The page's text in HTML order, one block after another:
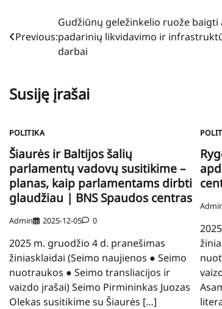
Navigacija
tarp
Previous:
Gudžiūnų geležinkelio ruože baigti
padarinių likvidavimo ir
darbai
Susiję įrašai
POLITIKA
Šiaurės ir Baltijos šalių
parlamentų vadovų susitikime –
planas, kaip parlamentams dirbti
glaudžiau | BNS Spaudos centras
Admin 2025-12-05 0
2025 m. gruodžio 4 d. pranešimas
žiniasklaidai (Seimo naujienos ● Seimo
nuotraukos ● Seimo transliacijos ir
vaizdo įrašai) Seimo Pirmininkas Juozas
Olekas susitikime su Šiaurės […]